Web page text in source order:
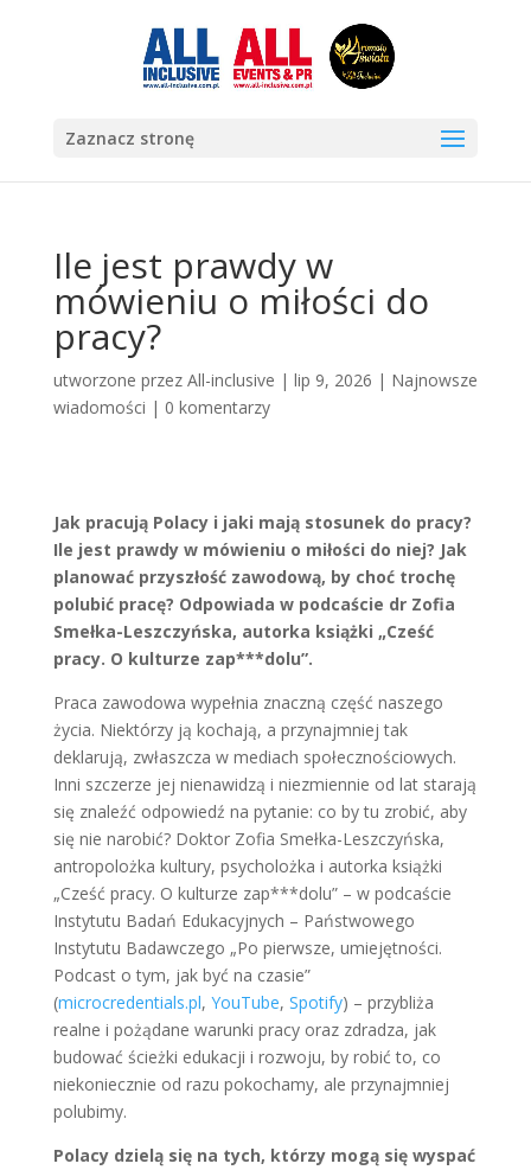
Zaznacz stronę
Ile jest prawdy w
mówieniu o miłości do
pracy?
utworzone przez All-inclusive | lip 9, 2026 | Najnowsze
wiadomości | 0 komentarzy
Jak pracują Polacy i jaki mają stosunek do pracy?
Ile jest prawdy w mówieniu o miłości do niej? Jak
planować przyszłość zawodową, by choć trochę
polubić pracę? Odpowiada w podcaście dr Zofia
Smełka-Leszczyńska, autorka książki „Cześć
pracy. O kulturze zap***dolu”.
Praca zawodowa wypełnia znaczną część naszego
życia. Niektórzy ją kochają, a przynajmniej tak
deklarują, zwłaszcza w mediach społecznościowych.
Inni szczerze jej nienawidzą i niezmiennie od lat starają
się znaleźć odpowiedź na pytanie: co by tu zrobić, aby
się nie narobić? Doktor Zofia Smełka-Leszczyńska,
antropolożka kultury, psycholożka i autorka książki
„Cześć pracy. O kulturze zap***dolu” – w podcaście
Instytutu Badań Edukacyjnych – Państwowego
Instytutu Badawczego „Po pierwsze, umiejętności.
Podcast o tym, jak być na czasie”
(microcredentials.pl, YouTube, Spotify) – przybliża
realne i pożądane warunki pracy oraz zdradza, jak
budować ścieżki edukacji i rozwoju, by robić to, co
niekoniecznie od razu pokochamy, ale przynajmniej
polubimy.
Polacy dzielą się na tych, którzy mogą się wyspać